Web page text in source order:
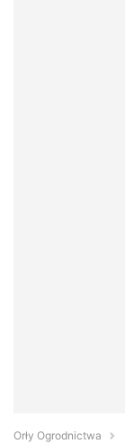
Orły Ogrodnictwa